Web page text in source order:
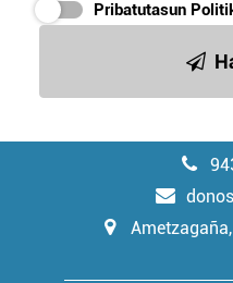
Pribatutasun